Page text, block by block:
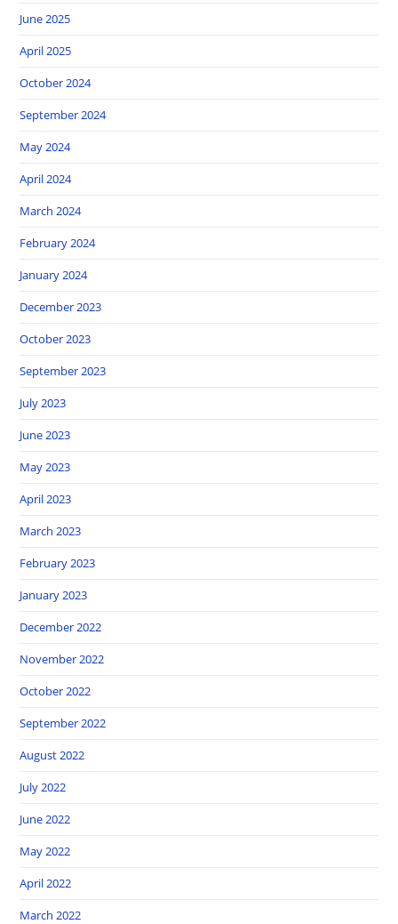
June 2025
April 2025
October 2024
September 2024
May 2024
April 2024
March 2024
February 2024
January 2024
December 2023
October 2023
September 2023
July 2023
June 2023
May 2023
April 2023
March 2023
February 2023
January 2023
December 2022
November 2022
October 2022
September 2022
August 2022
July 2022
June 2022
May 2022
April 2022
March 2022